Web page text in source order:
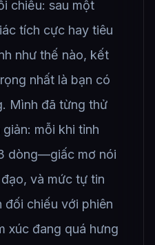
chiếu: sau một
tích cực hay tiêu
như thế nào, kết
nhất là bạn có
Mình đã từng thử
mỗi khi tỉnh
dòng—giấc mơ nói
và mức tự tin
đối chiếu với phiên
xúc đang quá hưng